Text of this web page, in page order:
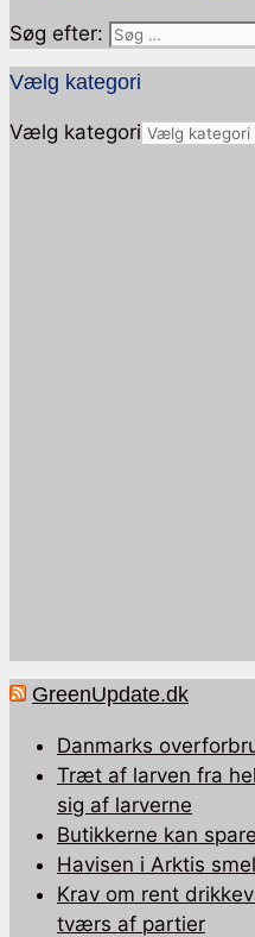
Søg efter:
Vælg kategori
Vælg kategori
GreenUpdate.dk
Danmarks
Træt af larven fra
sig af larverne
Butikkerne kan
Havisen i Arktis
Krav om rent
tværs af partier